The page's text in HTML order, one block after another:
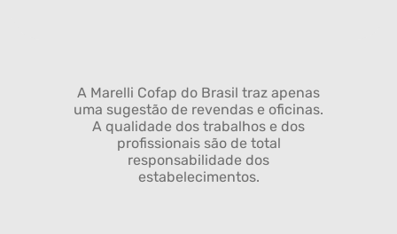
A Marelli Cofap do Brasil traz apenas
uma sugestão de revendas e oficinas.
A qualidade dos trabalhos e dos
profissionais são de total
responsabilidade dos
estabelecimentos.